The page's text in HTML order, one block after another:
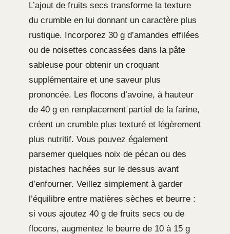
L’ajout de fruits secs transforme la texture
du crumble en lui donnant un caractère plus
rustique. Incorporez 30 g d’amandes effilées
ou de noisettes concassées dans la pâte
sableuse pour obtenir un croquant
supplémentaire et une saveur plus
prononcée. Les flocons d’avoine, à hauteur
de 40 g en remplacement partiel de la farine,
créent un crumble plus texturé et légèrement
plus nutritif. Vous pouvez également
parsemer quelques noix de pécan ou des
pistaches hachées sur le dessus avant
d’enfourner. Veillez simplement à garder
l’équilibre entre matières sèches et beurre :
si vous ajoutez 40 g de fruits secs ou de
flocons, augmentez le beurre de 10 à 15 g